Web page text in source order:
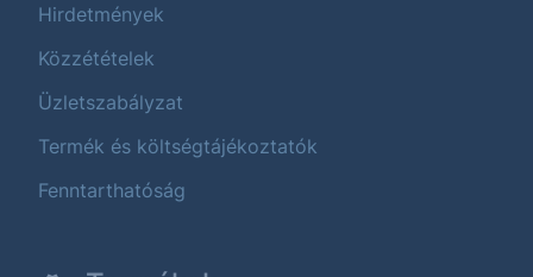
Hirdetmények
Közzétételek
Üzletszabályzat
Termék és költségtájékoztatók
Fenntarthatóság